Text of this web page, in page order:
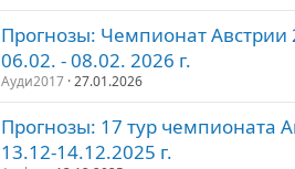
Прогнозы: Чемпионат Австрии
06.02. - 08.02. 2026 г.
Ауди2017 27.01.2026
Прогнозы: 17 тур чемпионата
13.12-14.12.2025 г.